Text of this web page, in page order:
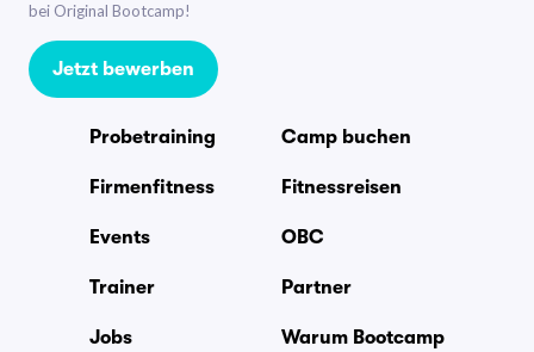
bei Original Bootcamp!
Jetzt bewerben
Probetraining Camp buchen
Firmenfitness Fitnessreisen
Events OBC
Trainer Partner
Jobs Warum Bootcamp